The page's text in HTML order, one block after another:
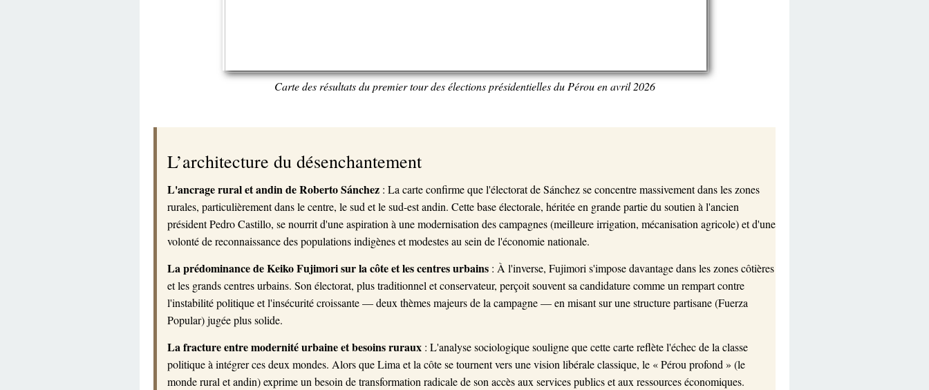
Carte des résultats du premier tour des élections présidentielles du Pérou en avril 2026
L’architecture du désenchantement
L'ancrage rural et andin de Roberto Sánchez : La carte confirme que l'électorat de Sánchez se concentre massivement dans les zones
rurales, particulièrement dans le centre, le sud et le sud-est andin. Cette base électorale, héritée en grande partie du soutien à l'ancien
président Pedro Castillo, se nourrit d'une aspiration à une modernisation des campagnes (meilleure irrigation, mécanisation agricole) et d'une
volonté de reconnaissance des populations indigènes et modestes au sein de l'économie nationale.
La prédominance de Keiko Fujimori sur la côte et les centres urbains : À l'inverse, Fujimori s'impose davantage dans les zones côtières
et les grands centres urbains. Son électorat, plus traditionnel et conservateur, perçoit souvent sa candidature comme un rempart contre
l'instabilité politique et l'insécurité croissante — deux thèmes majeurs de la campagne — en misant sur une structure partisane (Fuerza
Popular) jugée plus solide.
La fracture entre modernité urbaine et besoins ruraux : L'analyse sociologique souligne que cette carte reflète l'échec de la classe
politique à intégrer ces deux mondes. Alors que Lima et la côte se tournent vers une vision libérale classique, le « Pérou profond » (le
monde rural et andin) exprime un besoin de transformation radicale de son accès aux services publics et aux ressources économiques.